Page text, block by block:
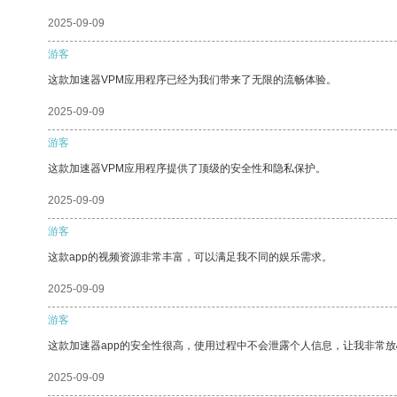
2025-09-09
游客
这款加速器VPM应用程序已经为我们带来了无限的流畅体验。
2025-09-09
游客
这款加速器VPM应用程序提供了顶级的安全性和隐私保护。
2025-09-09
游客
这款app的视频资源非常丰富，可以满足我不同的娱乐需求。
2025-09-09
游客
这款加速器app的安全性很高，使用过程中不会泄露个人信息，让我非常
2025-09-09